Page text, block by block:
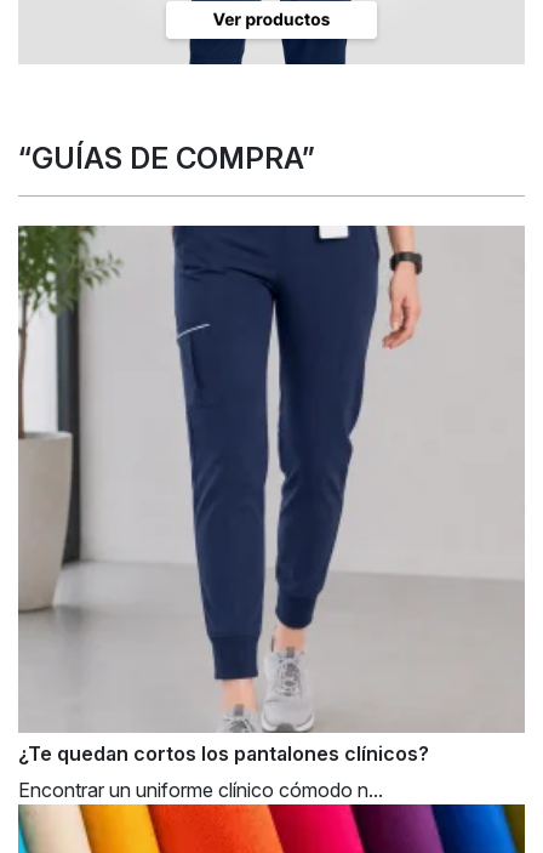
“GUÍAS DE COMPRA”
¿Te quedan cortos los pantalones clínicos?
Encontrar un uniforme clínico cómodo n...